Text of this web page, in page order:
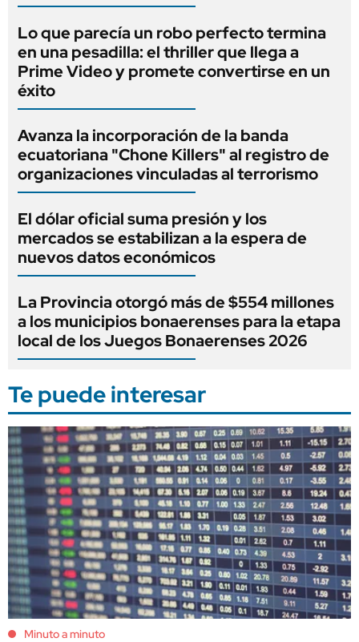
Lo que parecía un robo perfecto termina
en una pesadilla: el thriller que llega a
Prime Video y promete convertirse en un
éxito
Avanza la incorporación de la banda
ecuatoriana "Chone Killers" al registro de
organizaciones vinculadas al terrorismo
El dólar oficial suma presión y los
mercados se estabilizan a la espera de
nuevos datos económicos
La Provincia otorgó más de $554 millones
a los municipios bonaerenses para la etapa
local de los Juegos Bonaerenses 2026
Te puede interesar
Minuto a minuto